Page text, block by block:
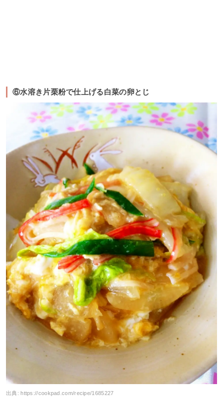
⑥水溶き片栗粉で仕上げる白菜の卵とじ
出典:https://cookpad.com/recipe/1685227